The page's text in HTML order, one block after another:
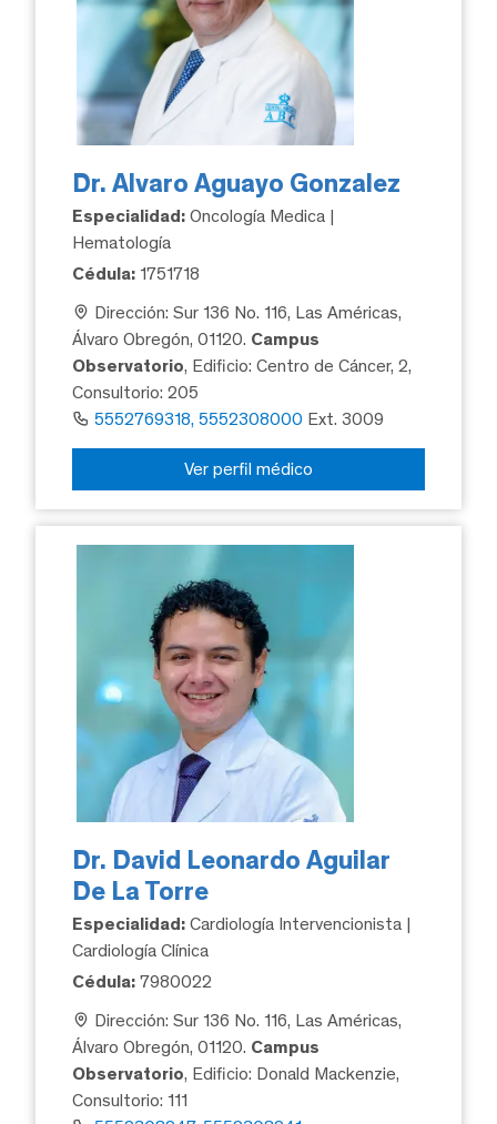
Dr. Alvaro Aguayo Gonzalez
Especialidad: Oncología Medica |
Hematología
Cédula: 1751718
Dirección: Sur 136 No. 116, Las Américas,
Álvaro Obregón, 01120. Campus
Observatorio, Edificio: Centro de Cáncer, 2,
Consultorio: 205
5552769318, 5552308000 Ext. 3009
Ver perfil médico
Dr. David Leonardo Aguilar
De La Torre
Especialidad: Cardiología Intervencionista |
Cardiología Clínica
Cédula: 7980022
Dirección: Sur 136 No. 116, Las Américas,
Álvaro Obregón, 01120. Campus
Observatorio, Edificio: Donald Mackenzie,
Consultorio: 111